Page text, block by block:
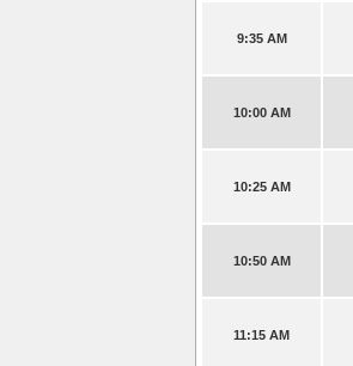
9:35 AM
10:00 AM
10:25 AM
10:50 AM
11:15 AM